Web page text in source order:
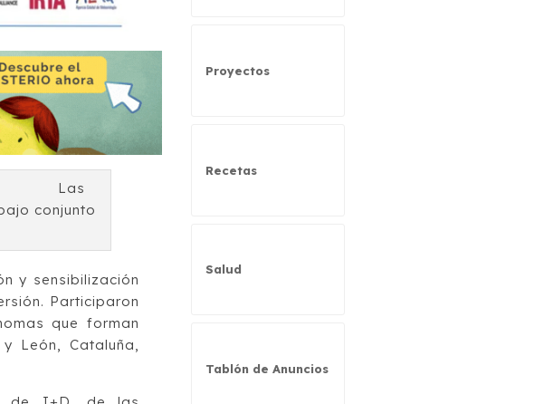
Las
conjunto
y sensibilización
Participaron
que forman
León, Cataluña,
Proyectos
Recetas
Salud
Tablón de Anuncios